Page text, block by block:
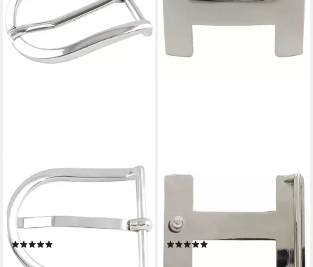
BELTINGER
Gürtelschnalle Gürtelschnalle
rund 4,0 cm - Buckle Schließe
Gürtelschließe 40mm Massi
(1-St)
14,99 €
Gürtelschnalle Hera 4,0 cm -
Gürtelschließe 40mm - Gürtel
bis (1-St)